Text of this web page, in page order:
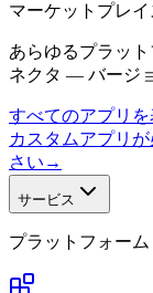
マーケットプレ
あらゆるプラッ
ネクタ — バージ
すべてのアプリ
カスタムアプリ
さい →
サービス
プラットフォーム